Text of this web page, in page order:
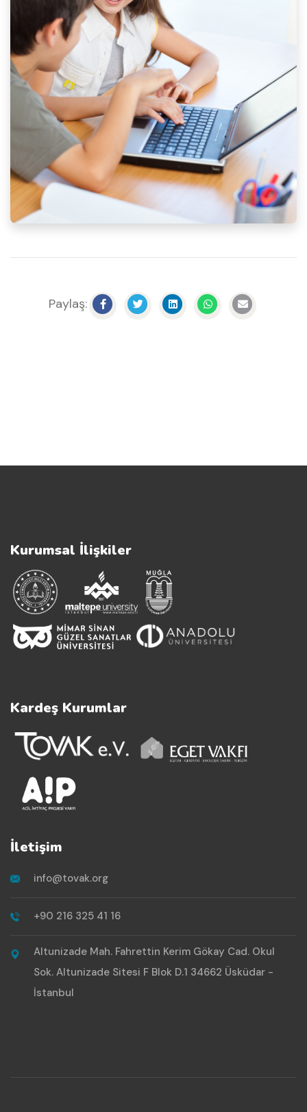
Paylaş:
Kurumsal İlişkiler
Kardeş Kurumlar
İletişim
info@tovak.org
+90 216 325 41 16
Altunizade Mah. Fahrettin Kerim Gökay Cad. Okul
Sok. Altunizade Sitesi F Blok D.1 34662 Üsküdar -
İstanbul